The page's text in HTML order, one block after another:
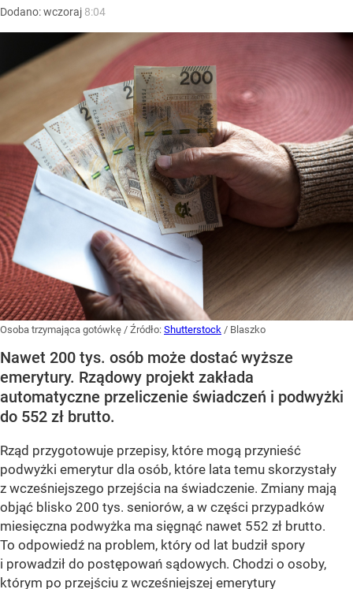
Dodano:wczoraj 8:04
Osoba trzymająca gotówkę / Źródło: Shutterstock / Blaszko
Nawet 200 tys. osób może dostać wyższe
emerytury. Rządowy projekt zakłada
automatyczne przeliczenie świadczeń i podwyżki
do 552 zł brutto.
Rząd przygotowuje przepisy, które mogą przynieść
podwyżki emerytur dla osób, które lata temu skorzystały
z wcześniejszego przejścia na świadczenie. Zmiany mają
objąć blisko 200 tys. seniorów, a w części przypadków
miesięczna podwyżka ma sięgnąć nawet 552 zł brutto.
To odpowiedź na problem, który od lat budził spory
i prowadził do postępowań sądowych. Chodzi o osoby,
którym po przejściu z wcześniejszej emerytury